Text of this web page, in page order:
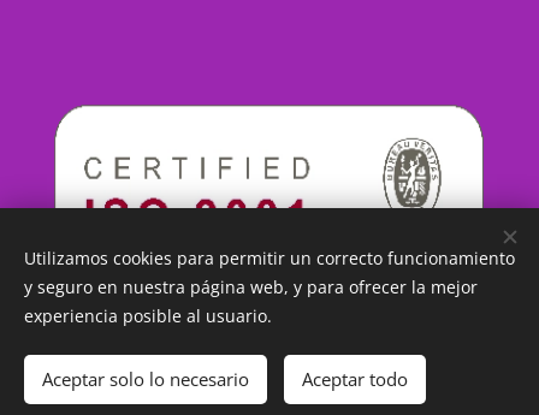
Webnode
Utilizamos cookies para permitir un correcto funcionamiento
y seguro en nuestra página web, y para ofrecer la mejor
experiencia posible al usuario.
Aceptar solo lo necesario Aceptar todo